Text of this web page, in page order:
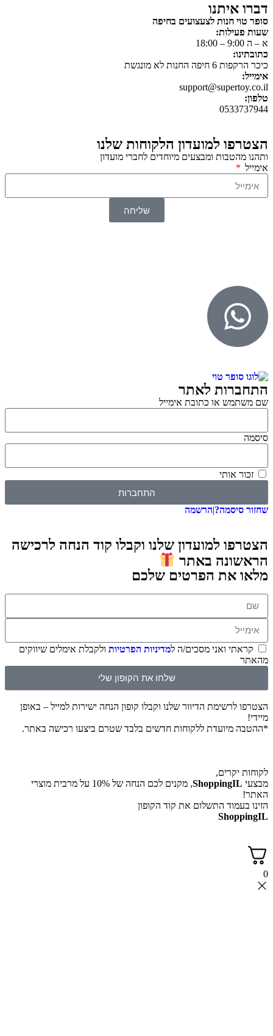
דברו איתנו
סופר טוי חנות לצעצועים בחיפה
שעות פעילות:
א – ה 9:00 – 18:00
כתובתינו:
כיכר הרקפות 6 חיפה החנות לא מונגשת
אימייל:
support@supertoy.co.il
טלפון:
0533737944
הצטרפו למועדון הלקוחות שלנו
ותהנו מהטבות ומבצעים מיוחדים לחברי מועדון
אימייל
שליחה
התחברות לאתר
שם משתמש או כתובת אימייל
סיסמה
זכור אותי
התחברות
שחזור סיסמה?|הרשמה
הצטרפו למועדון שלנו וקבלו קוד הנחה לרכישה
הראשונה באתר
מלאו את הפרטים שלכם
קראתי ואני מסכים/ה למדיניות הפרטיות ולקבלת אימלים שיווקים
מהאתר
שלחו את הקופון שלי
הצטרפו לרשימת הדיוור שלנו וקבלו קופון הנחה ישירות למייל – באופן
מיידי!
*ההטבה מיועדת ללקוחות חדשים בלבד שטרם ביצעו רכישה באתר.
לקוחות יקרים,
מבצעי ShoppingIL
, מקנים לכם הנחה של 10% על מרבית מוצרי
האתר!
הזינו בעמוד התשלום את קוד הקופון
ShoppingIL
0